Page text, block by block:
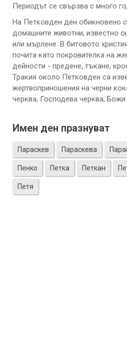
Периодът се свързва с много
На Петковден ден обикновено
домашните животни, известно
или мърлене. В битовото
почита като покровителка на
дейности - предене, тъкане,
Тракия около Петковден са
жертвоприношения на черни
черква, Господева черква, Божи
Имен ден празнуват
Параскев Параскева
Пенко Петка Петкан
Петя